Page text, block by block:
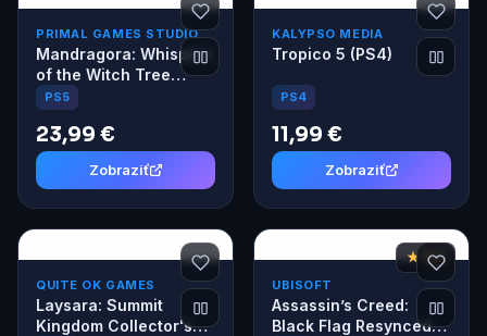
PRIMAL GAMES STUDIO
Mandragora: Whispers
of the Witch Tree
(PS5)
PS5
23,99 €
Zobraziť
KALYPSO MEDIA
Tropico 5 (PS4)
PS4
11,99 €
Zobraziť
QUITE OK GAMES
Laysara: Summit
Kingdom Collector's
★ 8,2
UBISOFT
Assassin’s Creed:
Black Flag Resynced